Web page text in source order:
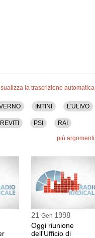
la trascrizione automatica
INTINI L'ULIVO
PSI RAI
più argomenti
21 Gen 1998
Oggi riunione
dell'Ufficio di